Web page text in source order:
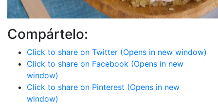
Compártelo:
Click to share on Twitter (Opens in new window)
Click to share on Facebook (Opens in new
window)
Click to share on Pinterest (Opens in new
window)